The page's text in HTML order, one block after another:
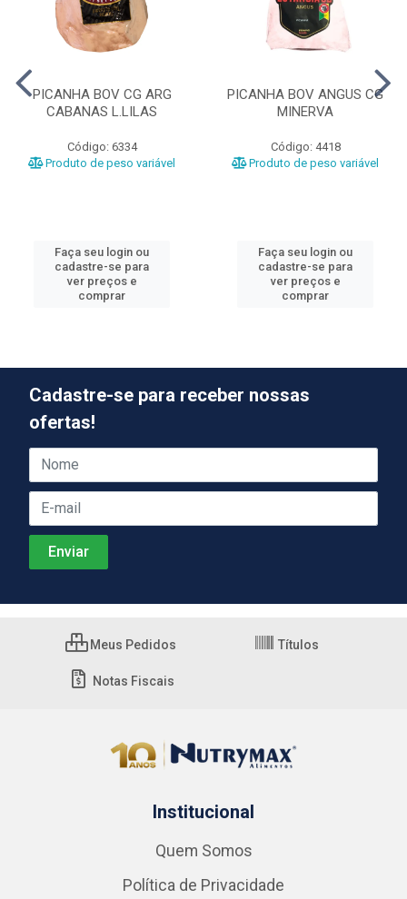
PICANHA BOV CG ARG
CABANAS L.LILAS
Código: 6334
Produto de peso variável
Faça seu login ou
cadastre-se para
ver preços e
comprar
PICANHA BOV ANGUS CG
MINERVA
Código: 4418
Produto de peso variável
Faça seu login ou
cadastre-se para
ver preços e
comprar
Cadastre-se para receber nossas
ofertas!
Meus Pedidos Títulos
Notas Fiscais
Institucional
Quem Somos
Política de Privacidade